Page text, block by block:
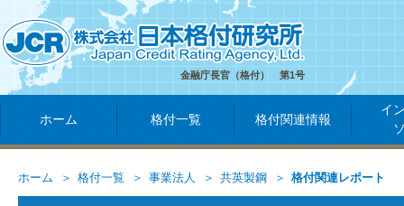
金融庁長官（格付） 第1号
ホーム 格付一覧 格付関連情報
イ
ホーム 格付一覧 事業法人 共英製鋼 格付関連レポート